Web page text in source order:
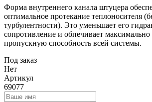
Форма внутреннего канала штуцера
оптимальное протекание теплоносителя
турбулентности). Это уменьшает его
сопротивление и обпечивает
пропускную способность всей системы.
Под заказ
Нет
Артикул
69077